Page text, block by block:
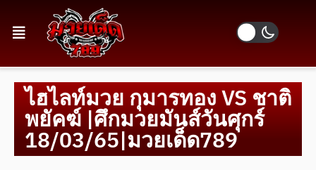
ไฮไลท์มวย กุมารทอง VS ชาติ
พยัคฆ์ |ศึกมวยมันส์วันศุกร์
18/03/65|มวยเด็ด789